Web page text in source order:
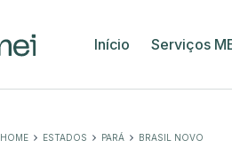
Início Serviços
HOME ESTADOS PARÁ BRASIL NOVO